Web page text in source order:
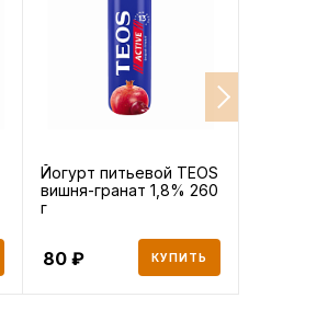
Йогурт питьевой TEOS
вишня-гранат 1,8% 260
г
80 КУПИТЬ